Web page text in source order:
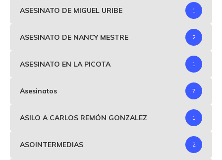
ASESINATO DE MIGUEL URIBE 1
ASESINATO DE NANCY MESTRE 2
ASESINATO EN LA PICOTA 1
Asesinatos 7
ASILO A CARLOS REMÓN GONZALEZ 1
ASOINTERMEDIAS 2